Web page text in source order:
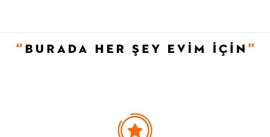
Kullanım ve Bakım Bilgileri
• " Ürün görsellerinde ışık, ortam ve dijital düzenlemelere bağlı
olarak renk ve doku farklılıkları oluşabilir. "